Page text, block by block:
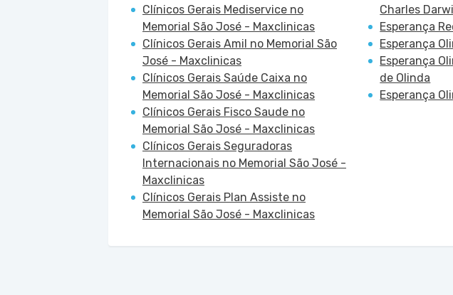
Clínicos Gerais Mediservice no
Memorial São José - Maxclinicas
Clínicos Gerais Amil no Memorial São
José - Maxclinicas
Clínicos Gerais Saúde Caixa no
Memorial São José - Maxclinicas
Clínicos Gerais Fisco Saude no
Memorial São José - Maxclinicas
Clínicos Gerais Seguradoras
Internacionais no Memorial São José -
Maxclinicas
Clínicos Gerais Plan Assiste no
Memorial São José - Maxclinicas
Charles
Esperança
Esperança
Esperança
de Olinda
Esperança